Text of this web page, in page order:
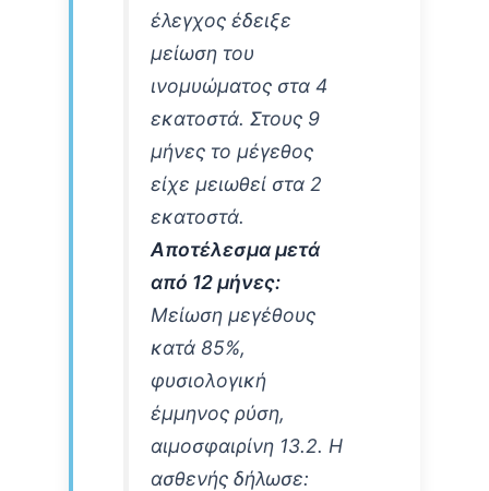
έλεγχος έδειξε
μείωση του
ινομυώματος στα 4
εκατοστά. Στους 9
μήνες το μέγεθος
είχε μειωθεί στα 2
εκατοστά.
Αποτέλεσμα μετά
από 12 μήνες:
Μείωση μεγέθους
κατά 85%,
φυσιολογική
έμμηνος ρύση,
αιμοσφαιρίνη 13.2. Η
ασθενής δήλωσε: